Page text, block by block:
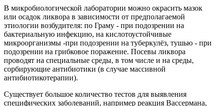
В микробиологической лаборатории можно окрасить мазок
или осадок ликвора в зависимости от предполагаемой
этиологии возбудителя: по Граму - при подозрении на
бактериальную инфекцию, на кислотоустойчивые
микроорганизмы -при подозрении на туберкулёз, тушью - при
подозрении на грибковое поражение. Посевы ликвора
проводят на специальные среды, в том числе и на среды,
сорбирующие антибиотики (в случае массивной
антибиотикотерапии).
Существует большое количество тестов для выявления
специфических заболеваний, например реакция Вассермана,